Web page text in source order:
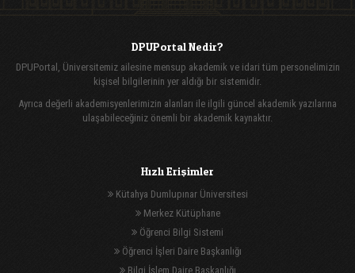
DPUPortal Nedir?
DPUPortal, Üniversitemiz ailesine mensup akademik ve idari tüm personelimizin
kişisel bilgilerinin yer aldığı bir sistemidir.
Ayrıca değerli akademisyenlerimizin alanları ile ilgili güncel akademik yazılarına
ulaşabileceğiniz önemli bir akademik kaynaktır.
Hızlı Erişimler
Kütahya Dumlupınar Üniversitesi
Merkez Kütüphane
Öğrenci Bilgi Sistemi
Öğrenci İşleri Daire Başkanlığı
Bilgi İşlem Daire Başkanlığı